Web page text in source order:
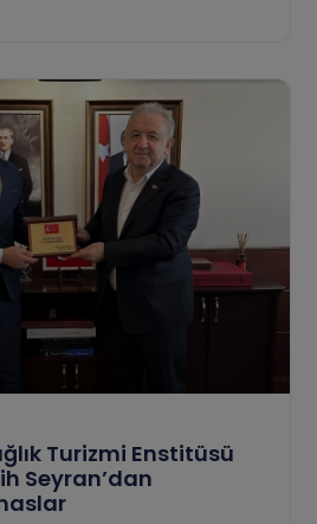
Turizmi Enstitüsü
Seyran’dan